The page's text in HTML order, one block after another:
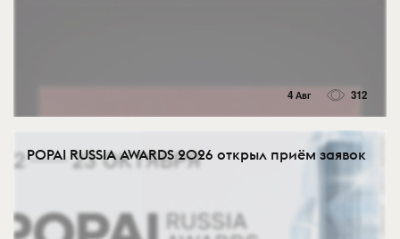
4 Авг 312
POPAI RUSSIA AWARDS 2026 открыл приём заявок